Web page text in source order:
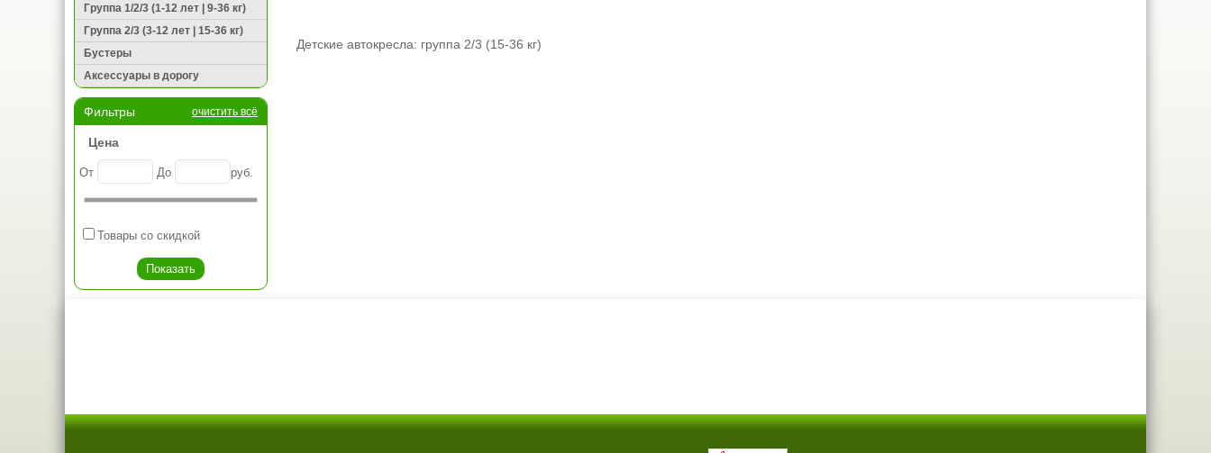
Группа 1/2/3 (1-12 лет | 9-36 кг)
Группа 2/3 (3-12 лет | 15-36 кг)
Бустеры
Аксессуары в дорогу
Фильтры очистить всё
Цена
От До руб.
Товары со скидкой
Детские автокресла: группа 2/3 (15-36 кг)